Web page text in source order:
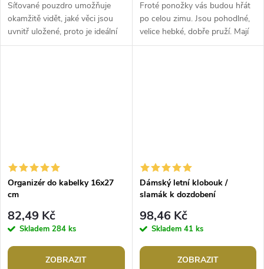
Síťované pouzdro umožňuje
okamžitě vidět, jaké věci jsou
uvnitř uložené, proto je ideální
třeba na cestování. Je
Froté ponožky vás budou hřát
po celou zimu. Jsou pohodlné,
velice hebké, dobře pruží. Mají
plochý šev ve špičce - netlačí.
Organizér do kabelky 16x27
cm
82,49 Kč
Skladem 284 ks
ZOBRAZIT
Dámský letní klobouk /
slamák k dozdobení
98,46 Kč
Skladem 41 ks
ZOBRAZIT